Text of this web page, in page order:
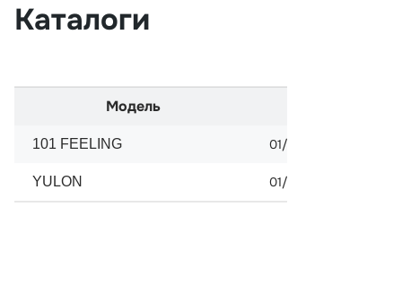
Каталоги
Модель
101 FEELING 01/1989
YULON 01/1993